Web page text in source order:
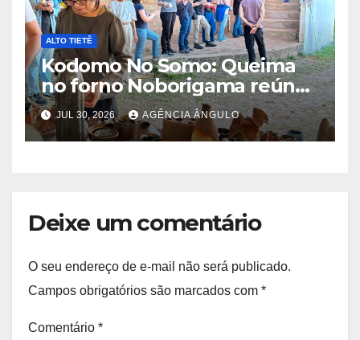
ALTO TIETÊ
Kodomo No Somo: Queima
no forno Noborigama reúne
trabalhos de 35 ceramistas
JUL 30, 2026 AGÊNCIA ÂNGULO
Deixe um comentário
O seu endereço de e-mail não será publicado.
Campos obrigatórios são marcados com *
Comentário *